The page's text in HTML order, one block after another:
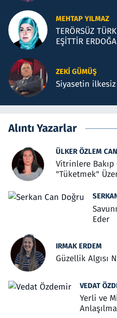
MEHTAP YILMAZ
TERÖRSÜZ
EŞİTTİR
ZEKI GÜMÜŞ
Siyasetin
Alıntı Yazarlar
ÜLKER ÖZLEM CAN
Vitrinlere Bakıp
"Tüketmek"
Eder
IRMAK ERDEM
Güzellik Algısı
VEDAT
Yerli ve